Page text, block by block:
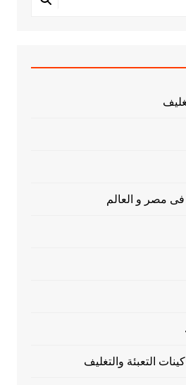
فى مصر و العالم
التعبئة والتغليف